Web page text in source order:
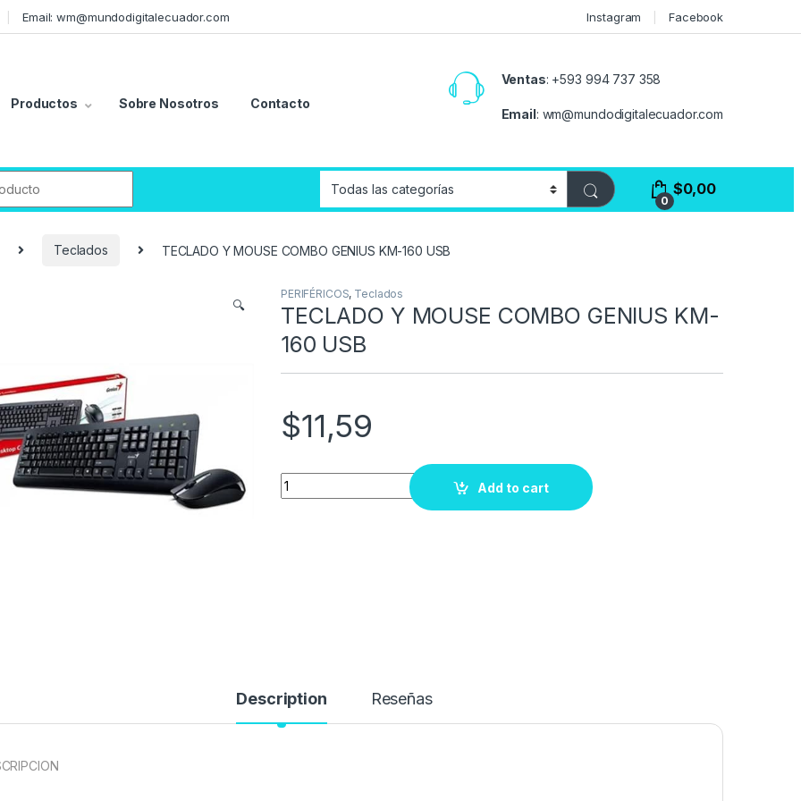
Email: wm@mundodigitalecuador.com Instagram Facebook
Productos Sobre Nosotros Contacto
Ventas: +593 994 737 358
Email: wm@mundodigitalecuador.com
0
$0,00
Teclados TECLADO Y MOUSE COMBO GENIUS KM-160 USB
🔍
PERIFÉRICOS, Teclados
TECLADO Y MOUSE COMBO GENIUS KM-
160 USB
$11,59
Quantity
Add to cart
Description Reseñas